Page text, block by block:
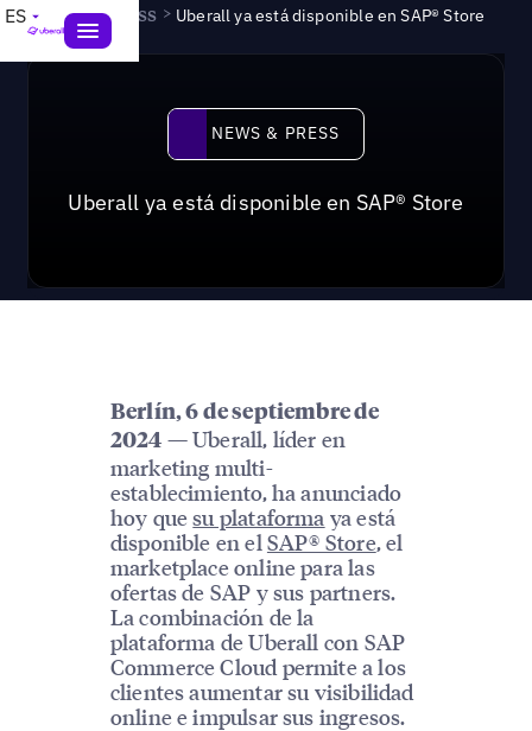
ES News & Press > Uberall ya está disponible en SAP® Store
News & Press
NEWS & PRESS
Uberall ya está disponible en SAP® Store
Berlín, 6 de septiembre de
2024 — Uberall, líder en
marketing multi-
establecimiento, ha anunciado
hoy quesu plataforma ya está
disponible en el SAP® Store, el
marketplace online para las
ofertas de SAP y sus partners.
La combinación de la
plataforma de Uberall con SAP
Commerce Cloud permite a los
clientes aumentar su visibilidad
online e impulsar sus ingresos.